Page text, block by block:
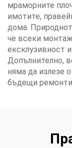
мраморните
имотите,
дома.
че всеки
ексклузивност
Допълнително,
няма да излезе
бъдещи